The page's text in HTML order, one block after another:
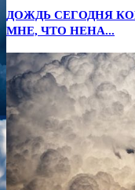
ДОЖДЬ СЕГОДНЯ
МНЕ, ЧТО НЕНА...